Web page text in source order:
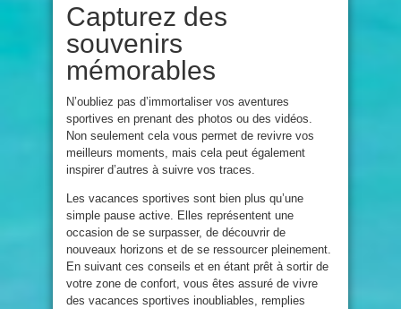
Capturez des
souvenirs
mémorables
N’oubliez pas d’immortaliser vos aventures
sportives en prenant des photos ou des vidéos.
Non seulement cela vous permet de revivre vos
meilleurs moments, mais cela peut également
inspirer d’autres à suivre vos traces.
Les vacances sportives sont bien plus qu’une
simple pause active. Elles représentent une
occasion de se surpasser, de découvrir de
nouveaux horizons et de se ressourcer pleinement.
En suivant ces conseils et en étant prêt à sortir de
votre zone de confort, vous êtes assuré de vivre
des vacances sportives inoubliables, remplies